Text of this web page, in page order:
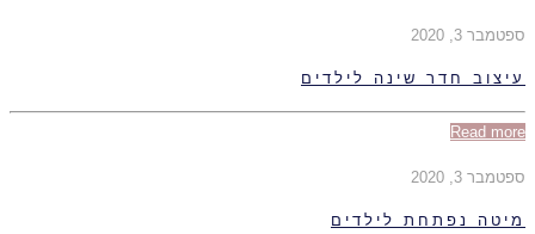
ספטמבר 3, 2020
עיצוב חדר שינה לילדים
Read more
ספטמבר 3, 2020
מיטה נפתחת לילדים